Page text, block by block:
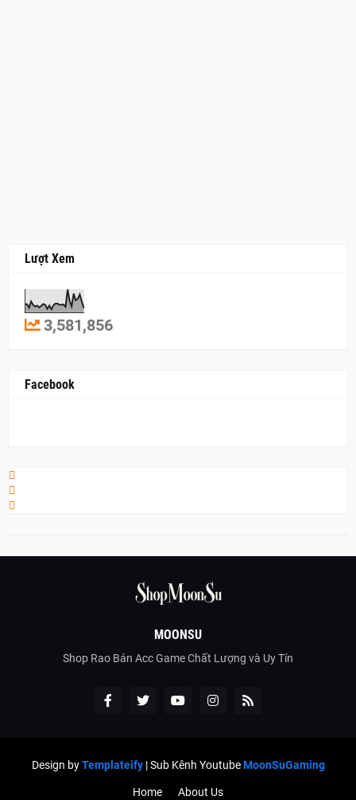
Lượt Xem
3,581,856
Facebook
MOONSU
Shop Rao Bán Acc Game Chất Lượng và Uy Tín
Design byTemplateify| Sub Kênh YoutubeMoonSuGaming
Home About Us